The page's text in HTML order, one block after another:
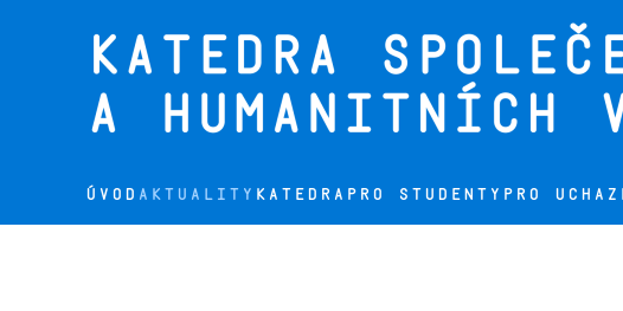
Přejít na hlavní obsah
ÚVOD AKTUALITY KATEDRA PRO STUDENTY PRO